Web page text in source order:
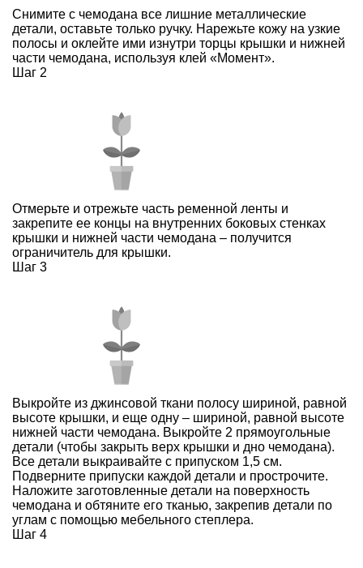
Снимите c чемодана все лишние металлические
детали, оставьте только ручку. Нарежьте кожу на узкие
полосы и оклейте ими изнутри торцы крышки и нижней
части чемодана, используя клей «Момент».
Шаг 2
Отмерьте и отрежьте часть ременной ленты и
закрепите ее концы на внутренних боковых стенках
крышки и нижней части чемодана – получится
ограничитель для крышки.
Шаг 3
Выкройте из джинсовой ткани полосу шириной, равной
высоте крышки, и еще одну – шириной, равной высоте
нижней части чемодана. Выкройте 2 прямоугольные
детали (чтобы закрыть верх крышки и дно чемодана).
Все детали выкраивайте с припуском 1,5 см.
Подверните припуски каждой детали и прострочите.
Наложите заготовленные детали на поверхность
чемодана и обтяните его тканью, закрепив детали по
углам с помощью мебельного степлера.
Шаг 4